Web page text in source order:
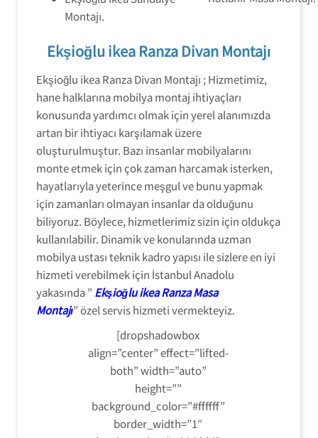
Montajı.
Ekşioğlu ikea Ranza Divan Montajı
Ekşioğlu ikea Ranza Divan Montajı ; Hizmetimiz,
hane halklarına mobilya montaj ihtiyaçları
konusunda yardımcı olmak için yerel alanımızda
artan bir ihtiyacı karşılamak üzere
oluşturulmuştur. Bazı insanlar mobilyalarını
monte etmek için çok zaman harcamak isterken,
hayatlarıyla yeterince meşgul ve bunu yapmak
için zamanları olmayan insanlar da olduğunu
biliyoruz. Böylece, hizmetlerimiz sizin için oldukça
kullanılabilir. Dinamik ve konularında uzman
mobilya ustası teknik kadro yapısı ile sizlere en iyi
hizmeti verebilmek için İstanbul Anadolu
yakasında ” Ekşioğlu ikea Ranza Masa
Montajı” özel servis hizmeti vermekteyiz.
[dropshadowbox
align=”center” effect=”lifted-
both” width=”auto”
height=””
background_color=”#ffffff”
border_width=”1″